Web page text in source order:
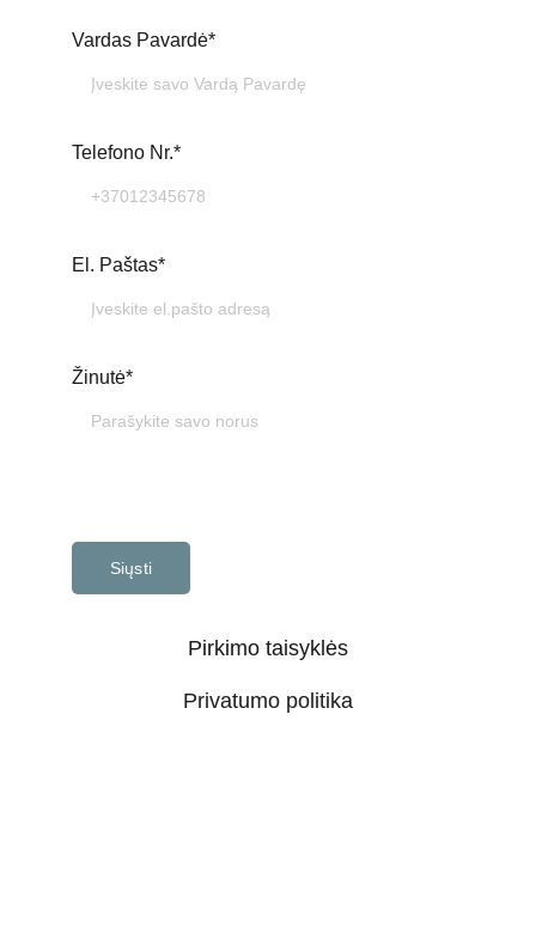
Vardas Pavardė*
Telefono Nr.*
El. Paštas*
Žinutė*
Siųsti
Privatumo politika
Pirkimo taisyklės